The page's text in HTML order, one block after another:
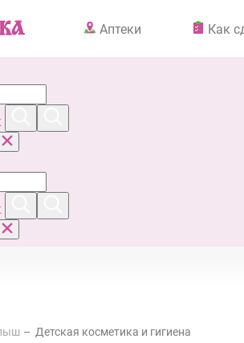
Аптеки Как
Детская косметика и гигиена